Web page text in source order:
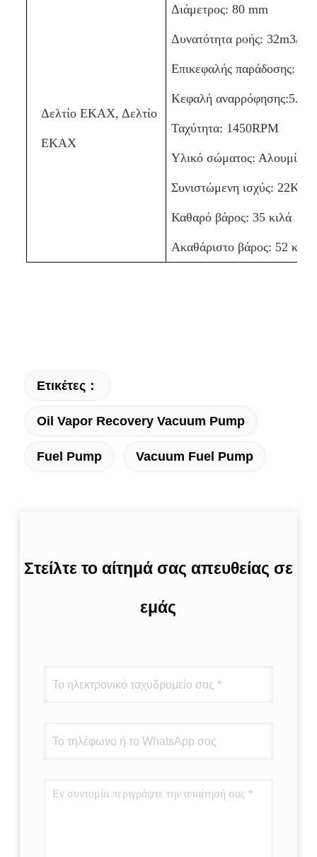
Δελτίο ΕΚΑΧ, Δελτίο
ΕΚΑΧ
Διάμετρος: 80 mm
Δυνατότητα ροής: 32m3/h
Επικεφαλής παράδοσης:
Κεφαλή αναρρόφησης:5.5M
Ταχύτητα: 1450RPM
Υλικό σώματος: Αλουμίνιο
Συνιστώμενη ισχύς: 22KW
Καθαρό βάρος: 35 κιλά
Ακαθάριστο βάρος: 52 κιλά
Ετικέτες：
Oil Vapor Recovery Vacuum Pump
Fuel Pump Vacuum Fuel Pump
Στείλτε το αίτημά σας απευθείας σε
εμάς